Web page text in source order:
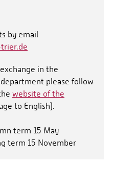
by email
in the
please follow
website of the
to English).
term 15 May
term 15 November